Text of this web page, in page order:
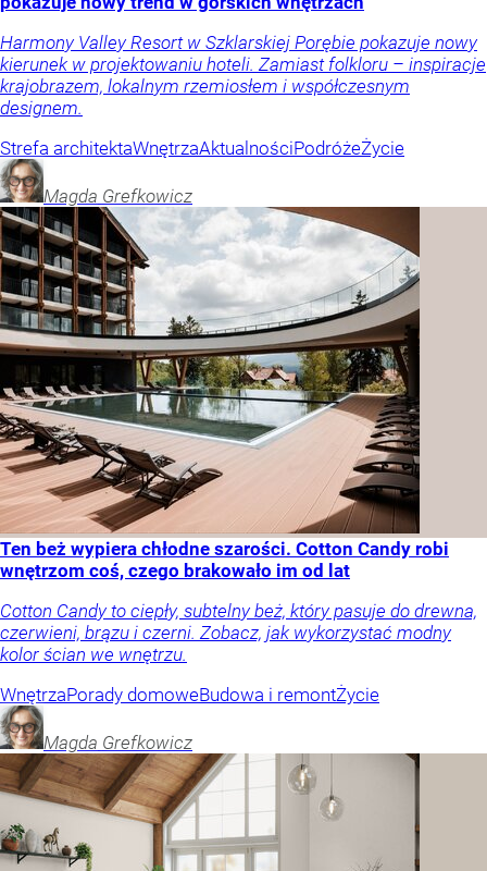
Harmony Valley Resort w Szklarskiej Porębie pokazuje nowy
kierunek w projektowaniu hoteli. Zamiast folkloru – inspiracje
krajobrazem, lokalnym rzemiosłem i współczesnym
designem.
Strefa architektaWnętrzaAktualnościPodróżeŻycie
Magda Grefkowicz
Ten beż wypiera chłodne szarości. Cotton Candy robi
wnętrzom coś, czego brakowało im od lat
Cotton Candy to ciepły, subtelny beż, który pasuje do drewna,
czerwieni, brązu i czerni. Zobacz, jak wykorzystać modny
kolor ścian we wnętrzu.
WnętrzaPorady domoweBudowa i remontŻycie
Magda Grefkowicz